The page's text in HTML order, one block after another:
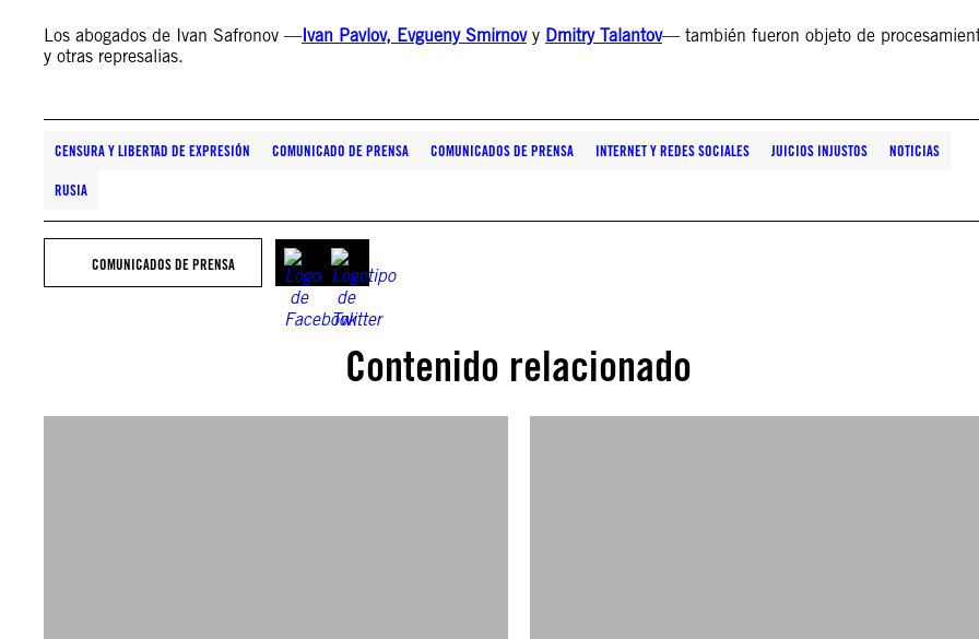
Los abogados de Ivan Safronov —Ivan Pavlov, Evgueny Smirnovy Dmitry Talantov— también fueron objeto de
y otras represalias.
CENSURA Y LIBERTAD DE EXPRESIÓN COMUNICADO DE PRENSA COMUNICADOS DE PRENSA INTERNET Y REDES SOCIALES JUICIOS INJUSTOS NOTICIAS
RUSIA
COMUNICADOS DE PRENSA
Contenido relacionado